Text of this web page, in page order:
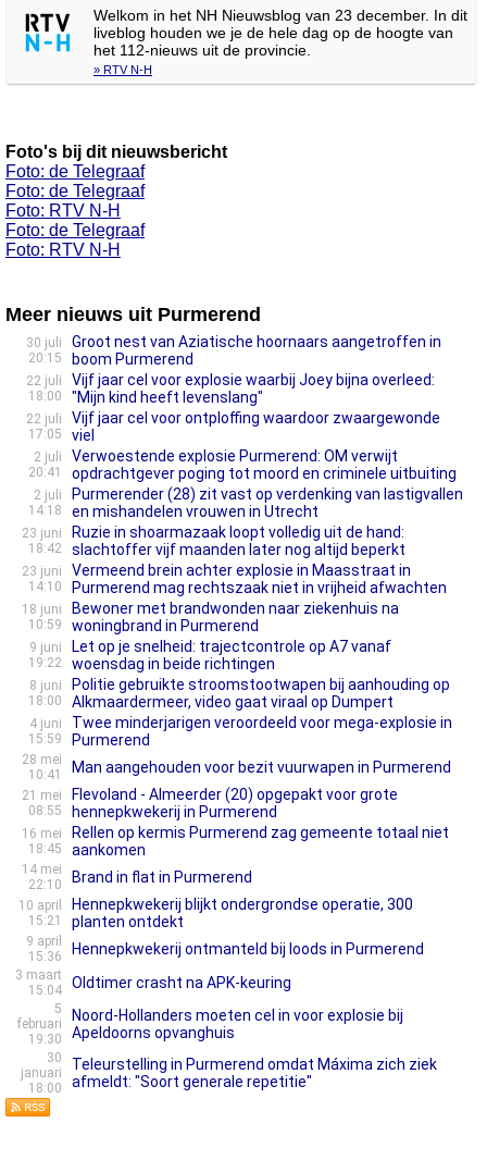
Welkom in het NH Nieuwsblog van 23 december. In dit
liveblog houden we je de hele dag op de hoogte van
het 112-nieuws uit de provincie.
» RTV N-H
Foto's bij dit nieuwsbericht
Foto: de Telegraaf
Foto: de Telegraaf
Foto: RTV N-H
Foto: de Telegraaf
Foto: RTV N-H
Meer nieuws uit Purmerend
30 juli
20:15
Groot nest van Aziatische hoornaars aangetroffen in
boom Purmerend
22 juli
18:00
Vijf jaar cel voor explosie waarbij Joey bijna overleed:
"Mijn kind heeft levenslang"
22 juli
17:05
Vijf jaar cel voor ontploffing waardoor zwaargewonde
viel
2 juli
20:41
Verwoestende explosie Purmerend: OM verwijt
opdrachtgever poging tot moord en criminele uitbuiting
2 juli
14:18
Purmerender (28) zit vast op verdenking van lastigvallen
en mishandelen vrouwen in Utrecht
23 juni
18:42
Ruzie in shoarmazaak loopt volledig uit de hand:
slachtoffer vijf maanden later nog altijd beperkt
23 juni
14:10
Vermeend brein achter explosie in Maasstraat in
Purmerend mag rechtszaak niet in vrijheid afwachten
18 juni
10:59
Bewoner met brandwonden naar ziekenhuis na
woningbrand in Purmerend
9 juni
19:22
Let op je snelheid: trajectcontrole op A7 vanaf
woensdag in beide richtingen
8 juni
18:00
Politie gebruikte stroomstootwapen bij aanhouding op
Alkmaardermeer, video gaat viraal op Dumpert
4 juni
15:59
Twee minderjarigen veroordeeld voor mega-explosie in
Purmerend
28 mei
10:41
Man aangehouden voor bezit vuurwapen in Purmerend
21 mei
08:55
Flevoland - Almeerder (20) opgepakt voor grote
hennepkwekerij in Purmerend
16 mei
18:45
Rellen op kermis Purmerend zag gemeente totaal niet
aankomen
14 mei
22:10
Brand in flat in Purmerend
10 april
15:21
Hennepkwekerij blijkt ondergrondse operatie, 300
planten ontdekt
9 april
15:36
Hennepkwekerij ontmanteld bij loods in Purmerend
3 maart
15:04
Oldtimer crasht na APK-keuring
5
februari
19:30
Noord-Hollanders moeten cel in voor explosie bij
Apeldoorns opvanghuis
30
januari
18:00
Teleurstelling in Purmerend omdat Máxima zich ziek
afmeldt: "Soort generale repetitie"